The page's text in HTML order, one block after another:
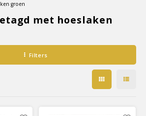
groen
met hoeslaken
Filters